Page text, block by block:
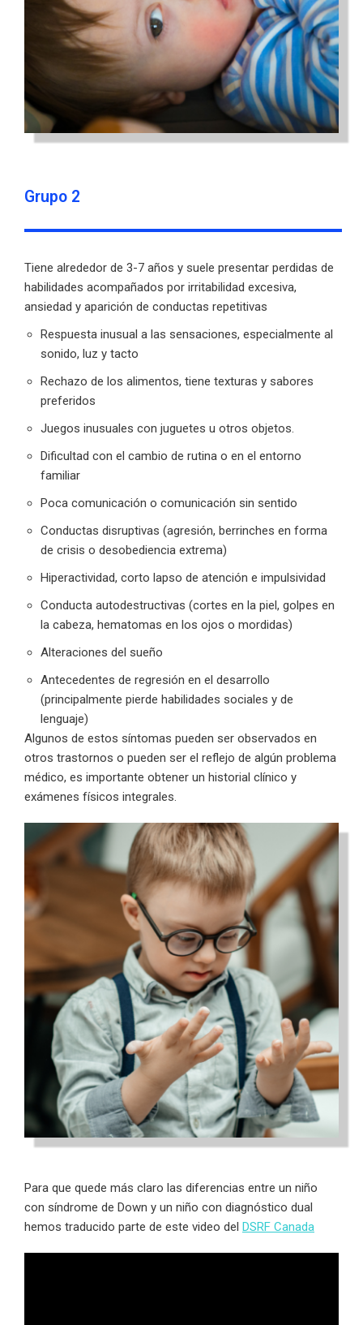
Grupo 2
Tiene alrededor de 3-7 años y suele presentar perdidas de
habilidades acompañados por irritabilidad excesiva,
ansiedad y aparición de conductas repetitivas
Respuesta inusual a las sensaciones, especialmente al
sonido, luz y tacto
Rechazo de los alimentos, tiene texturas y sabores
preferidos
Juegos inusuales con juguetes u otros objetos.
Dificultad con el cambio de rutina o en el entorno
familiar
Poca comunicación o comunicación sin sentido
Conductas disruptivas (agresión, berrinches en forma
de crisis o desobediencia extrema)
Hiperactividad, corto lapso de atención e impulsividad
Conducta autodestructivas (cortes en la piel, golpes en
la cabeza, hematomas en los ojos o mordidas)
Alteraciones del sueño
Antecedentes de regresión en el desarrollo
(principalmente pierde habilidades sociales y de
lenguaje)
Algunos de estos síntomas pueden ser observados en
otros trastornos o pueden ser el reflejo de algún problema
médico, es importante obtener un historial clínico y
exámenes físicos integrales.
Para que quede más claro las diferencias entre un niño
con síndrome de Down y un niño con diagnóstico dual
hemos traducido parte de este video del DSRF Canada